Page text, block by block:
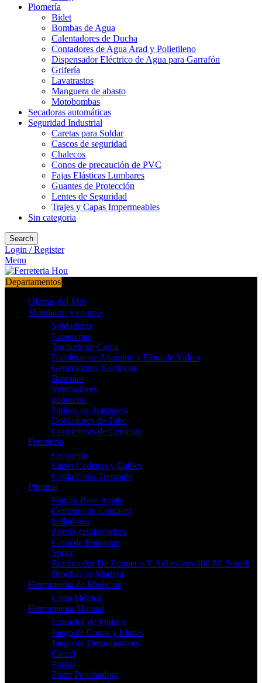
Plomería
Bidet
Bombas de Agua
Calentadores de Ducha
Contadores de Agua Arad y Polietileno
Dispensador Eléctrico de Agua para Garrafón
Grifería
Lavatrastos
Manguera de abasto
Motobombas
Secadoras automáticas
Seguridad Industrial
Caretas para Soldar
Cascos de seguridad
Chalecos
Conos de precaución de PVC
Fajas Elásticas Lumbares
Guantes de Protección
Lentes de Seguridad
Trajes y Capas Impermeables
Sin categoria
Search
Login / Register
Menu
Departamentos
Ofertas del Mes
Mobiliario y equipo
Soldadoras
Estanterías
Trockets de Carga
Escaleras de Aluminio y Fibra de Vidrio
Generadores Eléctricos
Basculas
Ventiladores
odómetro
Patines de Traspaleta
Dobladores de Tubo
Concreteras de Cemento
Ferretería
Cerrajería
Lazos Cadenas y Cables
Carda Copa Trenzada
Pinturas
Pintura Base Aceite
Cemento de Contacto
Selladores
Pistola calafateadora
Cinta de Empaque
Spray
Removedor De Etiquetas Y Adhesivos 400 Ml Squirk
Brochas de Madera
Herramienta de Medicion
Cinta Métrica
Herramienta Manual
Extractor de Fluidos
Juego de Copas y Llaves
Juego de Desarmadores
Cincel
Pinzas
Pinza Ponchadora